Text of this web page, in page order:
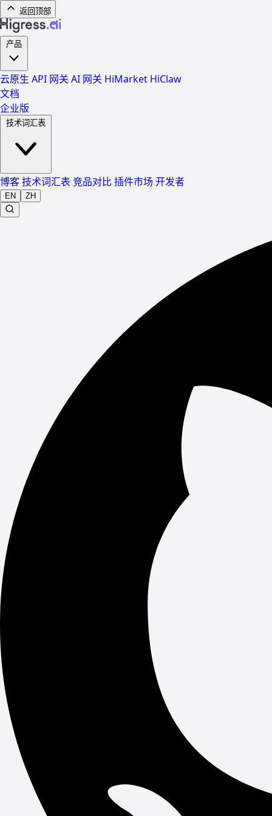
返回顶部
云原生 API 网关 AI 网关 HiMarket HiClaw
文档
企业版
博客技术词汇表 竞品对比 插件市场 开发者
EN ZH